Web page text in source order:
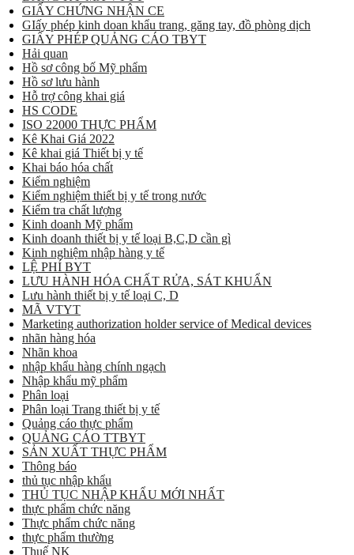
GIẤY CHỨNG NHẬN CE
GIấy phép kinh doan khẩu trang, găng tay, đồ phòng dịch
GIẤY PHÉP QUẢNG CÁO TBYT
Hải quan
Hồ sơ công bố Mỹ phẩm
Hồ sơ lưu hành
Hỗ trợ công khai giá
HS CODE
ISO 22000 THỰC PHẨM
Kê Khai Giá 2022
Kê khai giá Thiết bị y tế
Khai báo hóa chất
Kiểm nghiệm
Kiểm nghiệm thiết bị y tế trong nước
Kiểm tra chất lượng
Kinh doanh Mỹ phẩm
Kinh doanh thiết bị y tế loại B,C,D cần gì
Kinh nghiệm nhập hàng y tế
LỆ PHÍ BYT
LƯU HÀNH HÓA CHẤT RỬA, SÁT KHUẨN
Lưu hành thiết bị y tế loại C, D
MÃ VTYT
Marketing authorization holder service of Medical devices
nhãn hàng hóa
Nhãn khoa
nhập khẩu hàng chính ngạch
Nhập khẩu mỹ phẩm
Phân loại
Phân loại Trang thiết bị y tế
Quảng cáo thực phẩm
QUẢNG CÁO TTBYT
SẢN XUẤT THỰC PHẨM
Thông báo
thủ tục nhập khẩu
THỦ TỤC NHẬP KHẨU MỚI NHẤT
thực phẩm chức năng
Thực phẩm chức năng
thực phẩm thường
Thuế NK